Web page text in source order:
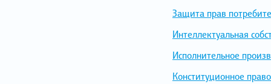
Защита прав
Интеллектуальная
Исполнительное
Конституционное право